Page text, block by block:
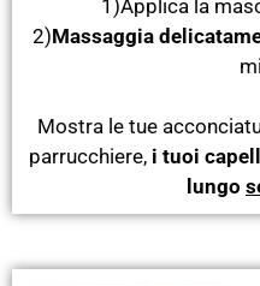
1)Applica la
2)Massaggia
Mostra le tue
parrucchiere,i tuoi
lungo